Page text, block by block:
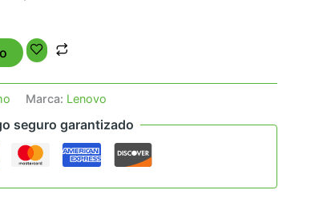
Marca: Lenovo
seguro garantizado